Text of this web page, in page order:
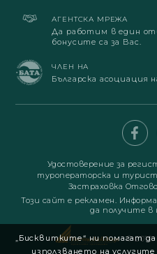
АГЕНТСКА МРЕЖА
Да работим в един
бонусите са за Вас.
ЧЛЕН НА
Българска асоциация
Удостоверение за
туроператорска и
Застраховка
Този сайт е рекламен.
да получите
©
„Бисквитките“ ни помагат
използването на